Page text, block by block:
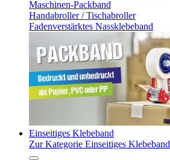
Maschinen-Packband
Handabroller / Tischabroller
Fadenverstärktes Nassklebeband
Einseitiges Klebeband
Zur Kategorie Einseitiges Klebeband